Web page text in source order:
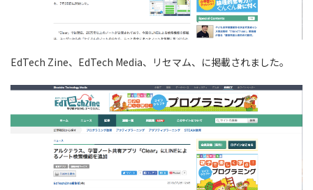
EdTech Zine、EdTech Media、リセマム、に掲載されました。